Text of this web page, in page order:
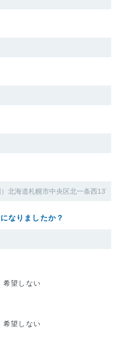
なりましたか？
希望しない
希望しない